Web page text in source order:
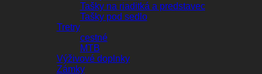
Tašky na riaditká a predstavec
Tašky pod sedlo
Tretry
cestné
MTB
Výživové doplnky
Zámky